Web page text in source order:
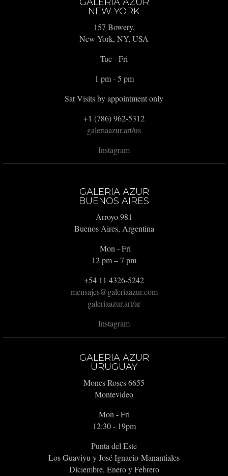
NEW YORK
157 Bowery,
New York, NY, USA
Tue - Fri
1 pm - 5 pm
Sat Visits by appointment only
+1 (786) 962-5312
galeriaazur.art/us
Instagram
GALERIA AZUR
BUENOS AIRES
Arroyo 981
Buenos Aires, Argentina
Mon - Fri
12 pm – 7 pm
+54 11 4326-5242
mensajes@galeriaazur.com
galeriaazur.art/ar
Instagram
GALERIA AZUR
URUGUAY
Mones Roses 6655
Montevideo
Mon - Fri
12:30 - 19pm
Punta del Este
Los Guaviyu y José Ignacio-Manantiales
Diciembre, Enero y Febrero